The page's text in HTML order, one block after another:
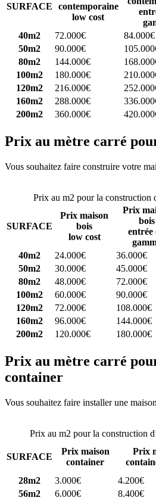
SURFACE
contemporaine
low cost
40m2
72.000€ 84.000€
50m2
90.000€
80m2
144.000€
100m2
180.000€
120m2
216.000€
160m2
288.000€
200m2
360.000€
Prix au mètre carré
Vous souhaitez faire construire votre
Prix au m2 pour la construction
SURFACE
Prix maison
bois
low cost
Prix
bois
entrée
40m2
24.000€ 36.000€
50m2
30.000€ 45.000€
80m2
48.000€ 72.000€
100m2
60.000€ 90.000€
120m2
72.000€ 108.000€
160m2
96.000€ 144.000€
200m2
120.000€ 180.000€
Prix au mètre carré
container
Vous souhaitez faire installer une
Prix au m2 pour la construction
SURFACE
Prix maison
container
Prix
28m2
3.000€ 4.200€
56m2
6.000€ 8.400€